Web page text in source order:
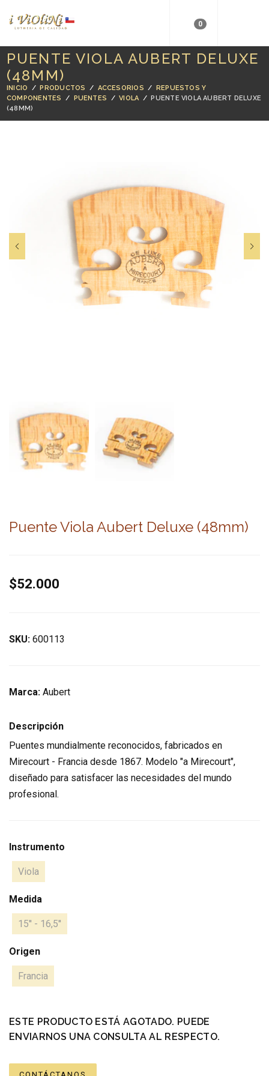
0
PUENTE VIOLA AUBERT DELUXE
(48MM)
INICIO /PRODUCTOS / ACCESORIOS / REPUESTOS Y
COMPONENTES
/ PUENTES /VIOLA /PUENTE VIOLA AUBERT DELUXE
(48MM)
Puente Viola Aubert Deluxe (48mm)
$52.000
SKU: 600113
Marca: Aubert
Descripción
Puentes mundialmente reconocidos, fabricados en
Mirecourt - Francia desde 1867. Modelo "a Mirecourt",
diseñado para satisfacer las necesidades del mundo
profesional.
Instrumento
Viola
Medida
15'' - 16,5''
Origen
Francia
ESTE PRODUCTO ESTÁ AGOTADO. PUEDE
ENVIARNOS UNA CONSULTA AL RESPECTO.